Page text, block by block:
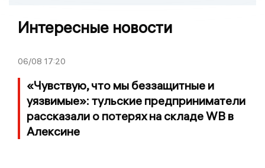
Интересные новости
06/08 17:20
«Чувствую, что мы беззащитные и
уязвимые»: тульские предприниматели
рассказали о потерях на складе WB в
Алексине